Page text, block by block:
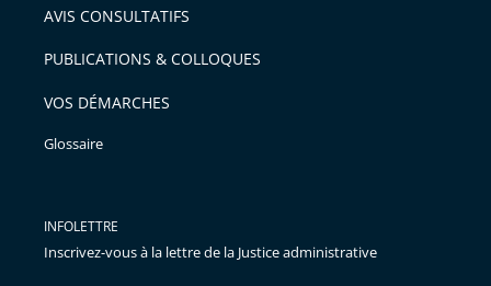
avant
AVIS CONSULTATIFS
PUBLICATIONS & COLLOQUES
VOS DÉMARCHES
Glossaire
INFOLETTRE
Inscrivez-vous à la lettre de la Justice administrative